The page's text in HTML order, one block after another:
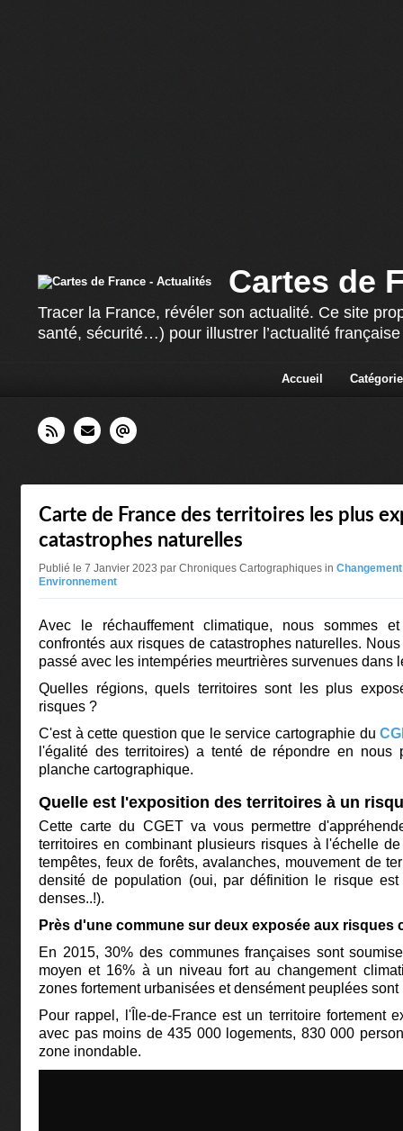
Cartes de
Tracer la France, révéler son actualité. Ce site
santé, sécurité…) pour illustrer l’actualité
Accueil
Carte de France des territoires les plus
catastrophes naturelles
Publié le 7 Janvier 2023 par Chroniques Cartographiques in
Environnement
Avec le réchauffement climatique, nous sommes
confrontés aux risques de catastrophes naturelles.
passé avec les intempéries meurtrières survenues dans
Quelles régions, quels territoires sont les plus
risques ?
C'est à cette question que le service cartographie du
l'égalité des territoires) a tenté de répondre en nous
planche cartographique.
Quelle est l'exposition des territoires à un
Cette carte du CGET va vous permettre
territoires en combinant plusieurs risques à l'échelle
tempêtes, feux de forêts, avalanches, mouvement de
densité de population (oui, par définition le risque
denses..!).
Près d'une commune sur deux exposée aux risques
En 2015, 30% des communes françaises sont
moyen et 16% à un niveau fort au changement
zones fortement urbanisées et densément peuplées
Pour rappel, l'Île-de-France est un territoire fortement
avec pas moins de 435 000 logements, 830 000
zone inondable.